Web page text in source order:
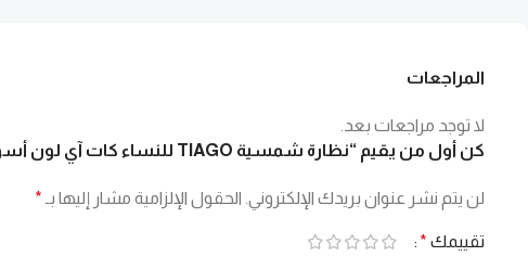
المراجعات
لا توجد مراجعات بعد.
كن أول من يقيم “نظارة شمسية TIAGO للنساء كات آي لون أسود – 6334NP C1”
لن يتم نشر عنوان بريدك الإلكتروني. الحقول الإلزامية مشار إليها بـ *
تقييمك *